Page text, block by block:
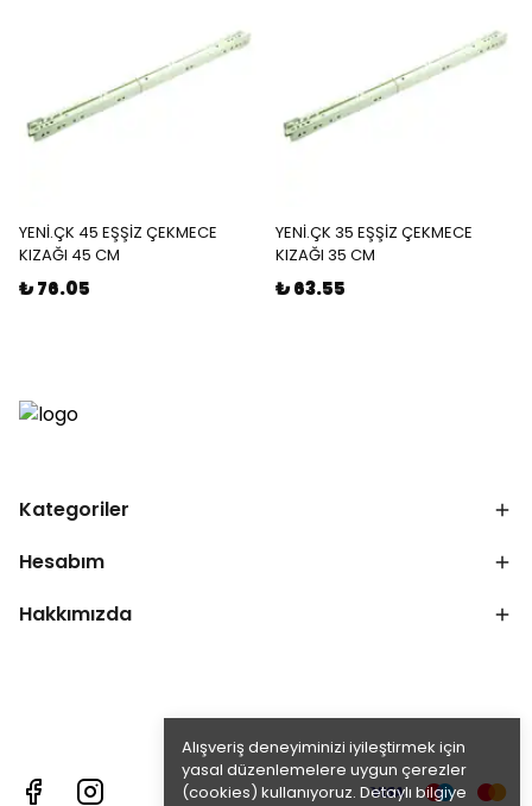
Alışveriş deneyiminizi iyileştirmek için
yasal düzenlemelere uygun çerezler
(cookies) kullanıyoruz. Detaylı bilgiye
YENİ.ÇK 45 EŞŞİZ ÇEKMECE
KIZAĞI 45 CM
₺ 76.05
YENİ.ÇK 35 EŞŞİZ ÇEKMECE
KIZAĞI 35 CM
₺ 63.55
Kategoriler
Hesabım
Hakkımızda